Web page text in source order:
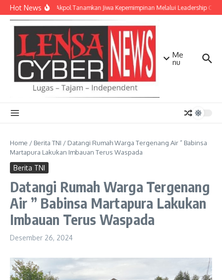
Lewati ke konten
Hot NewsTaruna Akpol Tanamkan Jiwa Kepemimpinan Melalui Leadership
Me
nu
Home / Berita TNI / Datangi Rumah Warga Tergenang Air ” Babinsa
Martapura Lakukan Imbauan Terus Waspada
Berita TNI
Datangi Rumah Warga Tergenang
Air ” Babinsa Martapura Lakukan
Imbauan Terus Waspada
Desember 26, 2024